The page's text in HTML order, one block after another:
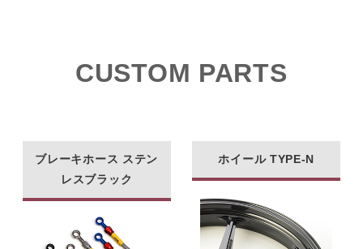
CUSTOM PARTS
ブレーキホース ステン
レスブラック
ホイール TYPE-N